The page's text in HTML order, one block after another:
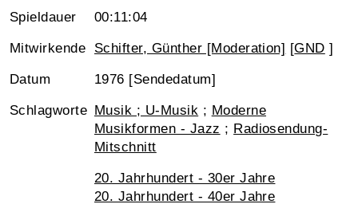
Spieldauer 00:11:04
Mitwirkende Schifter, Günther [Moderation] [GND ]
Datum 1976 [Sendedatum]
Schlagworte Musik ; U-Musik ; Moderne
Musikformen - Jazz ; Radiosendung-
Mitschnitt
20. Jahrhundert - 30er Jahre
20. Jahrhundert - 40er Jahre